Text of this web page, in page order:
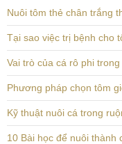
Nuôi tôm thẻ chân trắng
Tại sao việc trị bệnh cho
Vai trò của cá rô phi
Phương pháp chọn tôm
Kỹ thuật nuôi cá trong
10 Bài học để nuôi thành